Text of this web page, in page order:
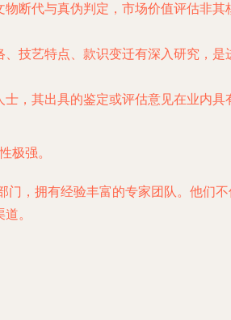
断代与真伪判定，市场价值评估非其
技艺特点、款识变迁有深入研究，
，其出具的鉴定或评估意见在业内具
极强。
门，拥有经验丰富的专家团队。他们
。